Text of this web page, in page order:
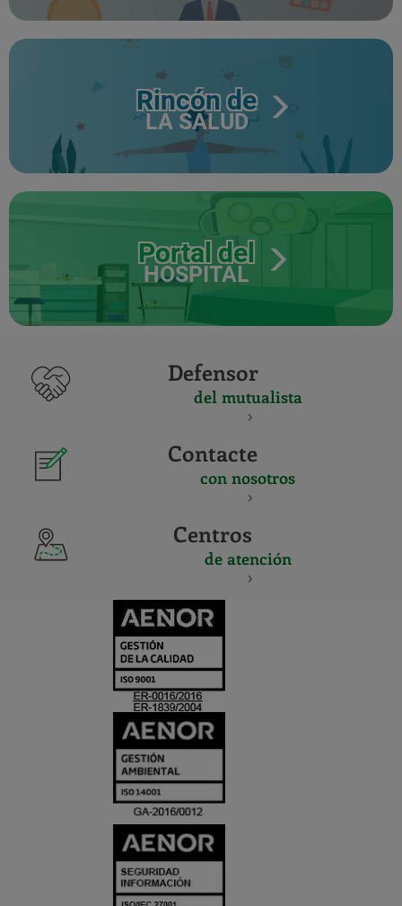
Rincón de
LA SALUD
Portal del
HOSPITAL
Defensor
del mutualista
Contacte
con nosotros
Centros
de atención